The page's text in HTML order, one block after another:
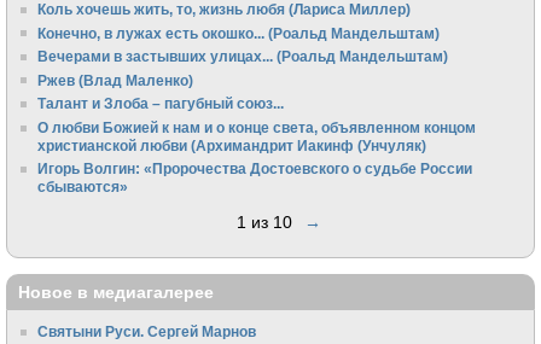
Коль хочешь жить, то, жизнь любя (Лариса Миллер)
Конечно, в лужах есть окошко... (Роальд Мандельштам)
Вечерами в застывших улицах... (Роальд Мандельштам)
Ржев (Влад Маленко)
Талант и Злоба – пагубный союз...
О любви Божией к нам и о конце света, объявленном концом
христианской любви (Архимандрит Иакинф (Унчуляк)
Игорь Волгин: «Пророчества Достоевского о судьбе России
сбываются»
1 из 10 →
Новое в медиагалерее
Святыни Руси. Сергей Марнов